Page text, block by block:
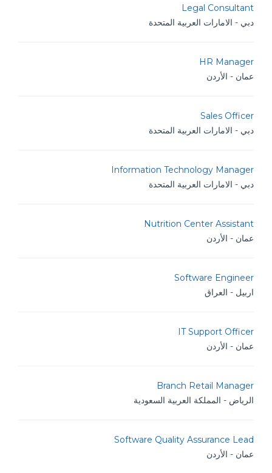
Legal Consultant
دبي - الامارات العربية المتحدة
HR Manager
عمان - الأردن
Sales Officer
دبي - الامارات العربية المتحدة
Information Technology Manager
دبي - الامارات العربية المتحدة
Nutrition Center Assistant
عمان - الأردن
Software Engineer
اربيل - العراق
IT Support Officer
عمان - الأردن
Branch Retail Manager
الرياض - المملكة العربية السعودية
Software Quality Assurance Lead
عمان - الأردن